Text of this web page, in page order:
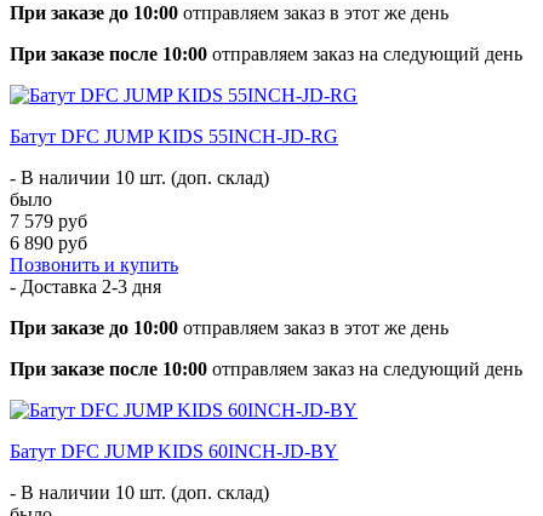
При заказе до 10:00 отправляем заказ в этот же день
При заказе после 10:00 отправляем заказ на следующий день
Батут DFC JUMP KIDS 55INCH-JD-RG
- В наличии 10 шт. (доп. склад)
было
7 579 руб
6 890 руб
Позвонить и купить
- Доставка 2-3 дня
При заказе до 10:00 отправляем заказ в этот же день
При заказе после 10:00 отправляем заказ на следующий день
Батут DFC JUMP KIDS 60INCH-JD-BY
- В наличии 10 шт. (доп. склад)